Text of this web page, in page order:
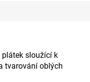
sloužící k
tvarování oblých